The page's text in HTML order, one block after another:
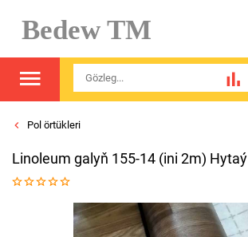
Bedew TM
Pol örtükleri
Linolеum galyň 155-14 (ini 2m) Hytaý